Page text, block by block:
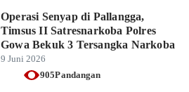
Operasi Senyap di Pallangga,
Timsus II Satresnarkoba Polres
Gowa Bekuk 3 Tersangka Narkoba
9 Juni 2026
905Pandangan